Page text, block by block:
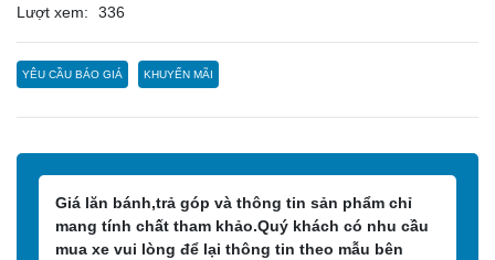
Lượt xem: 336
YÊU CẦU BÁO GIÁ KHUYẾN MÃI
Giá lăn bánh,trả góp và thông tin sản phẩm chỉ
mang tính chất tham khảo.Quý khách có nhu cầu
mua xe vui lòng để lại thông tin theo mẫu bên